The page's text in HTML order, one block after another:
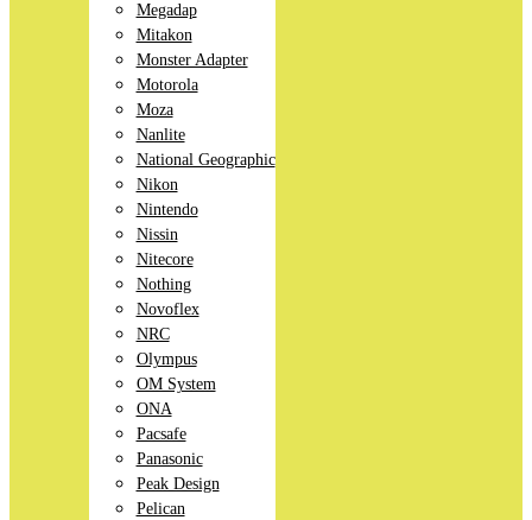
Megadap
Mitakon
Monster Adapter
Motorola
Moza
Nanlite
National Geographic
Nikon
Nintendo
Nissin
Nitecore
Nothing
Novoflex
NRC
Olympus
OM System
ONA
Pacsafe
Panasonic
Peak Design
Pelican